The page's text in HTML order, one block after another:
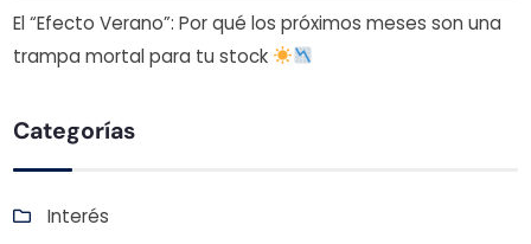
El “Efecto Verano”: Por qué los próximos meses son una
trampa mortal para tu stock
Categorías
Interés